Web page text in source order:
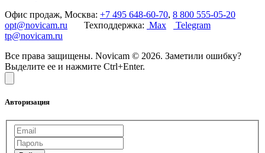
Офис продаж, Москва: +7 495 648-60-70, 8 800 555-05-20
opt@novicam.ru Техподдержка: Max
Telegram
tp@novicam.ru
Все права защищены. Novicam © 2026. Заметили ошибку?
Выделите ее и нажмите Ctrl+Enter.
Авторизация